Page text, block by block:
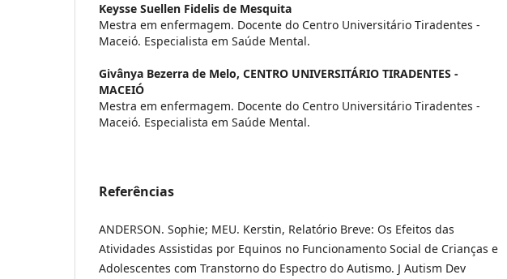
Keysse Suellen Fidelis de Mesquita
Mestra em enfermagem. Docente do Centro Universitário Tiradentes -
Maceió. Especialista em Saúde Mental.
Givânya Bezerra de Melo, CENTRO UNIVERSITÁRIO TIRADENTES -
MACEIÓ
Mestra em enfermagem. Docente do Centro Universitário Tiradentes -
Maceió. Especialista em Saúde Mental.
Referências
ANDERSON. Sophie; MEU. Kerstin, Relatório Breve: Os Efeitos das
Atividades Assistidas por Equinos no Funcionamento Social de Crianças e
Adolescentes com Transtorno do Espectro do Autismo. J Autism Dev